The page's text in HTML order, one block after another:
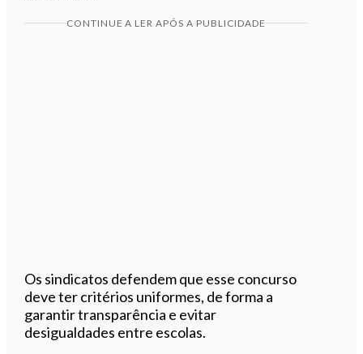
CONTINUE A LER APÓS A PUBLICIDADE
Os sindicatos defendem que esse concurso
deve ter critérios uniformes, de forma a
garantir transparência e evitar
desigualdades entre escolas.